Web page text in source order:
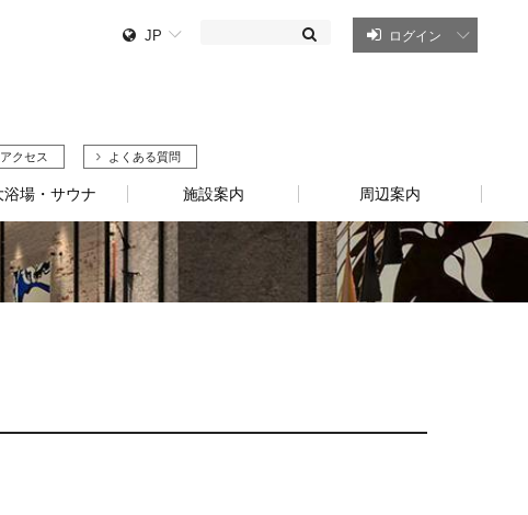
JP ログイン
アクセス よくある質問
浴場・サウナ 施設案内 周辺案内